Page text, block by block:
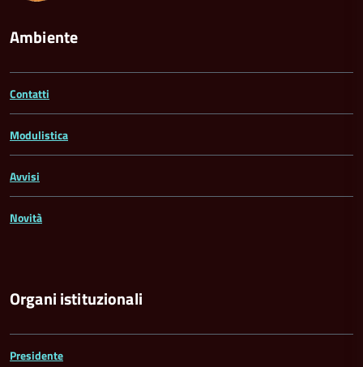
Ambiente
Contatti
Modulistica
Avvisi
Novità
Organi istituzionali
Presidente